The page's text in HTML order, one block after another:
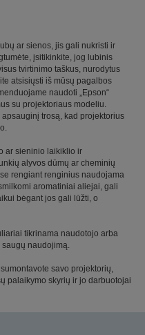
ar sienos, jis gali nukristi ir
įsitikinkite, jog lubinis
tvirtinimo taškus, nurodytus
atsisiųsti iš mūsų pagalbos
naudoti „Epson“
su projektoriaus modeliu.
trosą, kad projektorius
ar sieninio laikiklio ir
alyvos dūmų ar cheminių
rengiant renginius naudojama
aromatiniai aliejai, gali
bėgant jos gali lūžti, o
tikrinama naudotojo arba
naudojimą.
savo projektorių,
palaikymo skyrių ir jo darbuotojai